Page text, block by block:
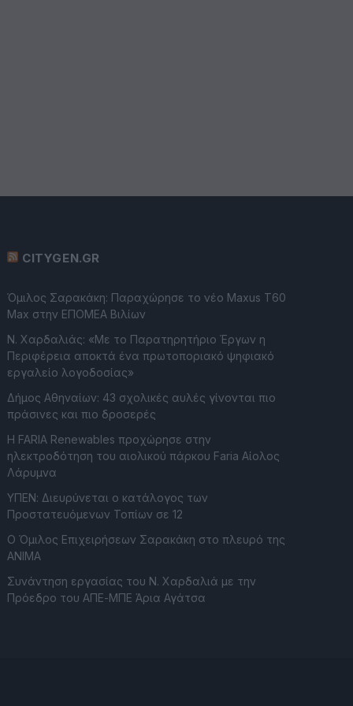
CITYGEN.GR
Όμιλος Σαρακάκη: Παραχώρησε το νέο Maxus T60
Max στην ΕΠΟΜΕΑ Βιλίων
Ν. Χαρδαλιάς: «Με το Παρατηρητήριο Έργων η
Περιφέρεια αποκτά ένα πρωτοποριακό ψηφιακό
εργαλείο λογοδοσίας»
Δήμος Αθηναίων: 43 σχολικές αυλές γίνονται πιο
πράσινες και πιο δροσερές
Η FARIA Renewables προχώρησε στην
ηλεκτροδότηση του αιολικού πάρκου Faria Αίολος
Λάρυμνα
ΥΠΕΝ: Διευρύνεται ο κατάλογος των
Προστατευόμενων Τοπίων σε 12
O Όμιλος Επιχειρήσεων Σαρακάκη στο πλευρό της
ΑΝΙΜΑ
Συνάντηση εργασίας του Ν. Χαρδαλιά με την
Πρόεδρο του ΑΠΕ-ΜΠΕ Άρια Αγάτσα